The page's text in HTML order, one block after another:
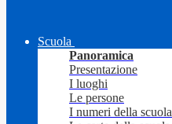
Scuola
Panoramica
Presentazione
I luoghi
Le persone
I numeri della scuola